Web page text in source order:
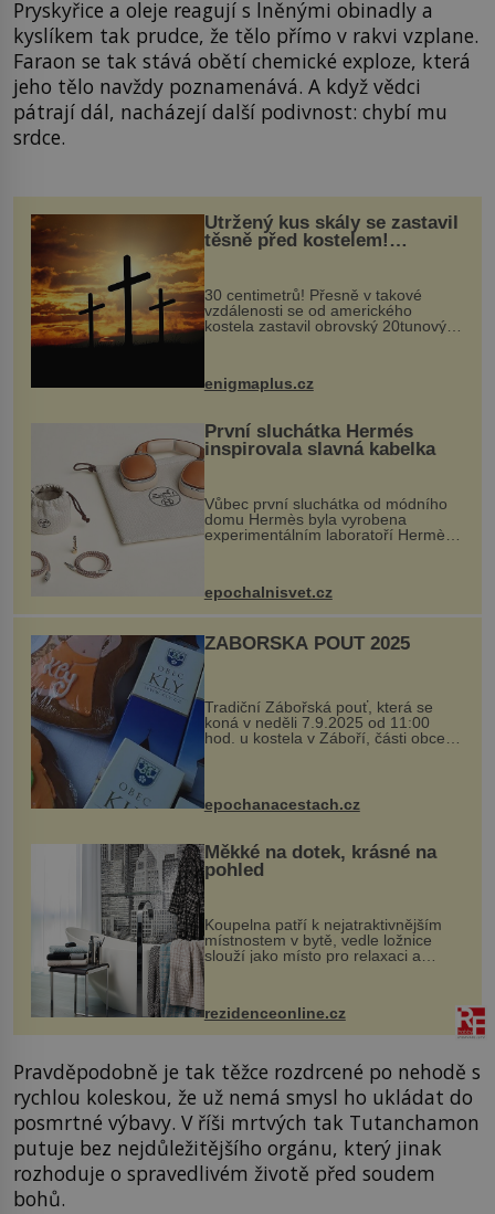
Pryskyřice a oleje reagují s lněnými obinadly a
kyslíkem tak prudce, že tělo přímo v rakvi vzplane.
Faraon se tak stává obětí chemické exploze, která
jeho tělo navždy poznamenává. A když vědci
pátrají dál, nacházejí další podivnost: chybí mu
srdce.
Utržený kus skály se zastavil
těsně před kostelem!
Ochránila ho boží síla?
30 centimetrů! Přesně v takové
vzdálenosti se od amerického
kostela zastavil obrovský 20tunový
...
enigmaplus.cz
První sluchátka Hermés
inspirovala slavná kabelka
Vůbec první sluchátka od módního
domu Hermès byla vyrobena
experimentálním laboratoří Hermès
kovový...
epochalnisvet.cz
ZÁBOŘSKÁ POUŤ 2025
Tradiční Zábořská pouť, která se
koná v neděli 7.9.2025 od 11:00
hod. u kostela v Záboří, části obce
Kly u Mělníka. V programu naleznete
komentovanou prohlídku kostela,
epochanacestach.cz
Měkké na dotek, krásné na
pohled
Koupelna patří k nejatraktivnějším
místnostem v bytě, vedle ložnice
slouží jako místo pro relaxaci a
odpočinek. Koupelnový textil –
ručníky, osušky a koberečky –
mohou jako mávnutím kouzelného
proutku...
rezidenceonline.cz
Pravděpodobně je tak těžce rozdrcené po nehodě s
rychlou koleskou, že už nemá smysl ho ukládat do
posmrtné výbavy. V říši mrtvých tak Tutanchamon
putuje bez nejdůležitějšího orgánu, který jinak
rozhoduje o spravedlivém životě před soudem
bohů.